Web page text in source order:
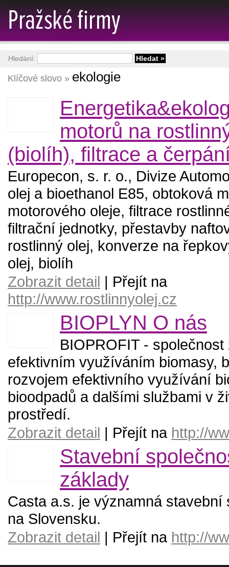
Klíčové slovo » ekologie
motorů na
(biolíh), filtrace a
Europecon, s. r. o., Divize
olej a bioethanol E85, obtoková
motorového oleje, filtrace
filtrační jednotky, přestavby
rostlinný olej, konverze na
olej, biolíh
Zobrazit detail | Přejít na
http://www.rostlinnyolej.cz
BIOPLYN O nás
BIOPROFIT -
efektivním využíváním biomasy,
rozvojem efektivního využívání
bioodpadů a dalšími službami v
prostředí.
Zobrazit detail | Přejít na http://
Stavební
základy
Casta a.s. je významná
na Slovensku.
Zobrazit detail | Přejít na http://
Hledání: